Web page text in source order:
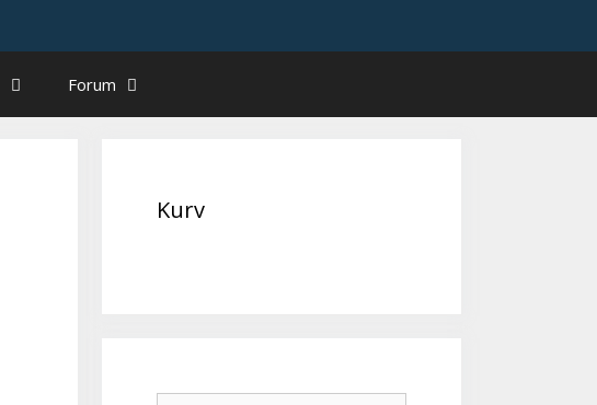
Forum
Kurv